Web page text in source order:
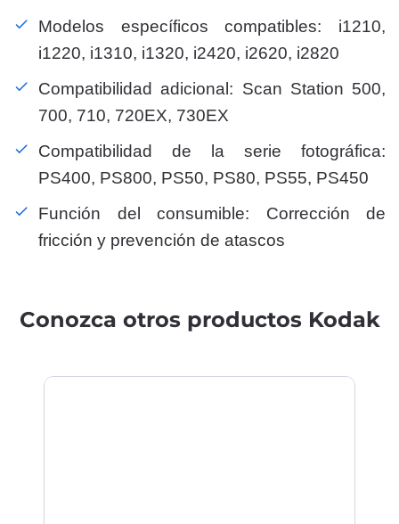
Modelos específicos compatibles: i1210,
i1220, i1310, i1320, i2420, i2620, i2820
Compatibilidad adicional: Scan Station 500,
700, 710, 720EX, 730EX
Compatibilidad de la serie fotográfica:
PS400, PS800, PS50, PS80, PS55, PS450
Función del consumible: Corrección de
fricción y prevención de atascos
Conozca otros productos Kodak